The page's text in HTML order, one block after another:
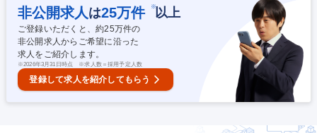
出来るよう、使いやすいシステムの構築を目指します 【当社とは】設立5
0年以上の歴史を持ち、東証スタンダード市場上場の安定企業。黒字経営
を継続、堅実な財務体質が魅力。自社データセンターを活用した高セキュ
リティ・高信頼性のITサービスを提供。 募集職種 【システム開発・メン
バークラス】-スタンダード上場の安定基盤- 上流工程へ
非公開求人 は25万件 ※以上
ご登録いただくと、約25万件の
非公開求人からご希望に沿った
求人をご紹介します。
※2026年3月31日時点 ※求人数＝採用予定人数
登録して求人を紹介してもらう